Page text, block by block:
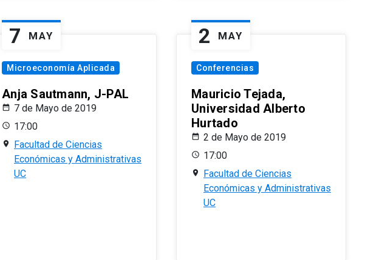
7 MAY
Microeconomía Aplicada
Anja Sautmann, J-PAL
7 de Mayo de 2019
17:00
Facultad de Ciencias
Económicas y Administrativas
UC
2 MAY
Conferencias
Mauricio Tejada,
Universidad Alberto
Hurtado
2 de Mayo de 2019
17:00
Facultad de Ciencias
Económicas y Administrativas
UC